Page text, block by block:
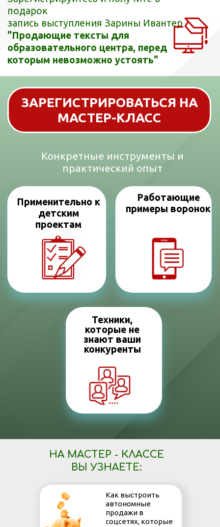
Работающие
примеры воронок
Техники,
конкуренты
Применительно к
детским
проектам
Конкретные инструменты и
практический опыт
Как выстроить
автономные
продажи в
соцсетях, которые
НА МАСТЕР - КЛАССЕ
ВЫ УЗНАЕТЕ:
ВАШИ РЕЗУЛЬТАТЫ
ПОСЛЕ МАСТЕР-